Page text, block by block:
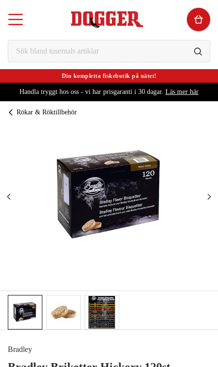
Din kompletta fiskebutik på nätet!
Handla tryggt hos oss - vi har prisgaranti i 30 dagar. Läs mer här
Rökar & Röktillbehör
Bradley